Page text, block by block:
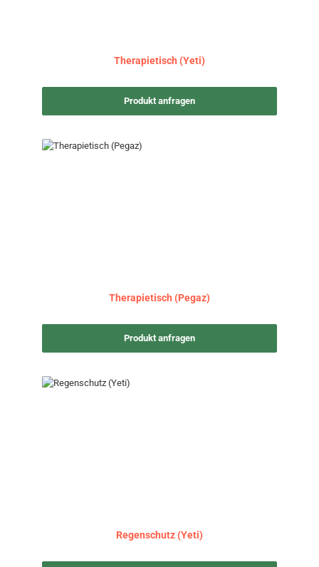
Therapietisch (Yeti)
Produkt anfragen
Therapietisch (Pegaz)
Produkt anfragen
Regenschutz (Yeti)